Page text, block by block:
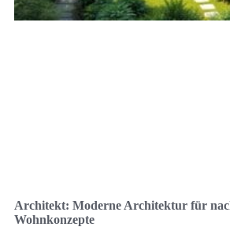
Architekt: Moderne Architektur für
Wohnkonzepte